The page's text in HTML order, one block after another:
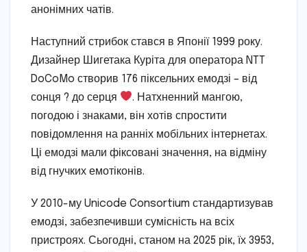
анонімних чатів.
Наступний стрибок стався в Японії 1999 року.
Дизайнер Шигетака Куріта для оператора NTT
DoCoMo створив 176 піксельних емодзі – від
сонця ? до серця
. Натхненний мангою,
погодою і знаками, він хотів спростити
повідомлення на ранніх мобільних інтернетах.
Ці емодзі мали фіксовані значення, на відміну
від гнучких емотіконів.
У 2010-му Unicode Consortium стандартизував
емодзі, забезпечивши сумісність на всіх
пристроях. Сьогодні, станом на 2025 рік, їх 3953,